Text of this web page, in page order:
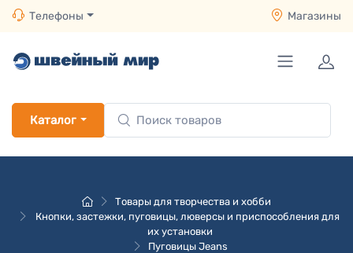
Телефоны Магазины
Каталог
Товары для творчества и хобби
Кнопки, застежки, пуговицы, люверсы и приспособления для
их установки
Пуговицы Jeans